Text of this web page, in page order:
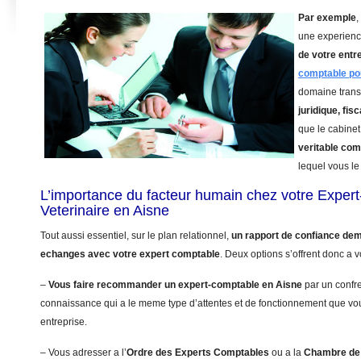
Par exemple
une
de votre
comptable
domaine
juridique,
que le
veritable
lequel vous
L’importance du facteur humain chez votre
Veterinaire en Aisne
Tout aussi essentiel, sur le plan relationnel, un rapport de confiance
echanges avec votre expert comptable. Deux options s’offrent donc a
– Vous faire recommander un expert-comptable en Aisne par un
connaissance qui a le meme type d’attentes et de fonctionnement que
entreprise.
– Vous adresser a l’Ordre des Experts Comptables ou a la Chambre